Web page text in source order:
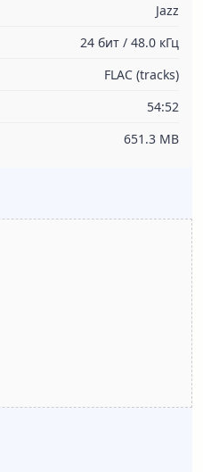
Jazz
24 бит / 48.0 кГц
FLAC (tracks)
54:52
651.3 MB